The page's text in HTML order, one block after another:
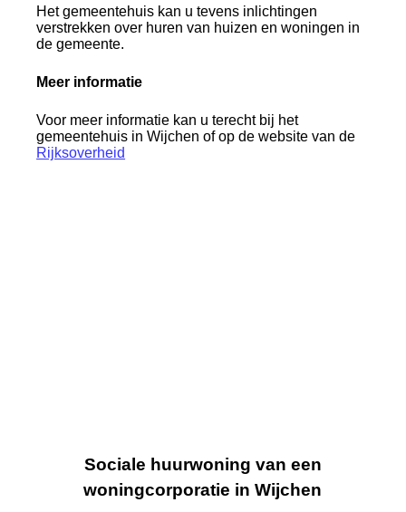
Het gemeentehuis kan u tevens inlichtingen
verstrekken over huren van huizen en woningen in
de gemeente.
Meer informatie
Voor meer informatie kan u terecht bij het
gemeentehuis in Wijchen of op de website van de
Rijksoverheid
Sociale huurwoning van een
woningcorporatie in Wijchen